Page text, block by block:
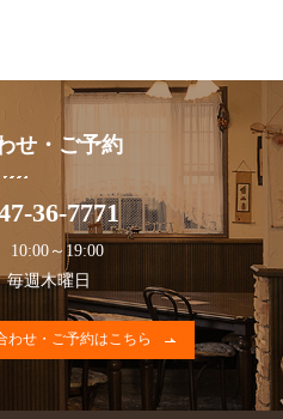
せ・ご予約
36-7771
～19:00
週木曜日
わせ・ご予約はこちら